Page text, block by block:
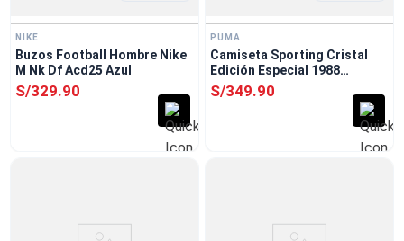
NIKE
Buzos Football Hombre Nike
M Nk Df Acd25 Azul
S/329.90
PUMA
Camiseta Sporting Cristal
Edición Especial 1988
Celeste Puma
S/349.90